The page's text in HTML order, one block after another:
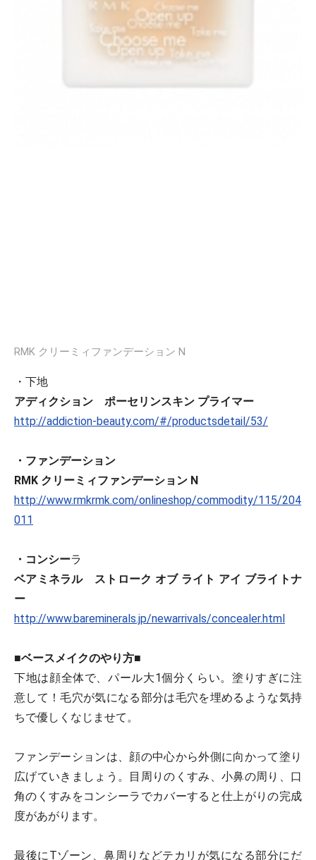
RMK クリーミィファンデーション N
・下地
アディクション ポーセリンスキン プライマー
http://addiction-beauty.com/#/productsdetail/53/
・ファンデーション
RMK クリーミィファンデーション N
http://www.rmkrmk.com/onlineshop/commodity/115/204
011
・コンシーラ
ベアミネラル ストローク オブ ライト アイ ブライトナ
ー
http://www.bareminerals.jp/newarrivals/concealer.html
■ベースメイクのやり方■
下地は顔全体で、パール大1個分くらい。塗りすぎに注
意して！毛穴が気になる部分は毛穴を埋めるような気持
ちで優しくなじませて。
ファンデーションは、顔の中心から外側に向かって塗り
広げていきましょう。目周りのくすみ、小鼻の周り、口
角のくすみをコンシーラでカバーすると仕上がりの完成
度があがります。
最後にTゾーン、鼻周りなどテカリが気になる部分にだ